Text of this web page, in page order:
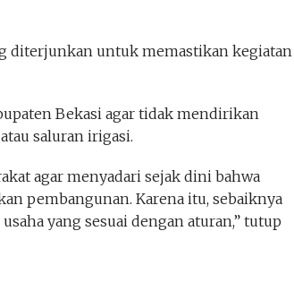
diterjunkan untuk memastikan kegiatan
Bekasi agar tidak mendirikan
saluran irigasi.
agar menyadari sejak dini bahwa
pembangunan. Karena itu, sebaiknya
yang sesuai dengan aturan,” tutup